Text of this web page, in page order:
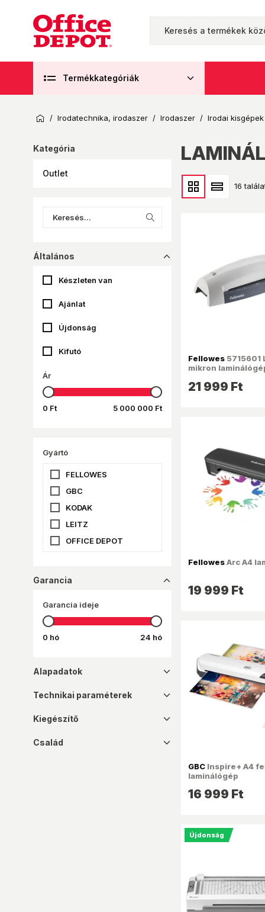
Termékkategóriák
/ Irodatechnika, irodaszer / Irodaszer / Irodai kisgépek
16
Fellowes5715601
mikron
21 999 Ft
FellowesArc A4
19 999 Ft
GBCInspire+ A4
laminálógép
16 999 Ft
Újdonság
Kategória
Outlet
Általános dropup_16
Készleten van
Ajánlat
Újdonság
Kifutó
Ár
0 Ft 5 000 000 Ft
Gyártó
FELLOWES
GBC
KODAK
LEITZ
OFFICE DEPOT
Garancia dropup_16
Garancia ideje
0 hó 24 hó
Alapadatok dropdown_16
Technikai paraméterek dropdown_16
Kiegészítő dropdown_16
Család dropdown_16